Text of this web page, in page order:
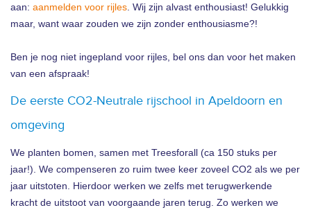
aan: aanmelden voor rijles . Wij zijn alvast enthousiast! Gelukkig
maar, want waar zouden we zijn zonder enthousiasme?!
Ben je nog niet ingepland voor rijles, bel ons dan voor het maken
van een afspraak!
De eerste CO2-Neutrale rijschool in Apeldoorn en
omgeving
We planten bomen, samen met Treesforall (ca 150 stuks per
jaar!). We compenseren zo ruim twee keer zoveel CO2 als we per
jaar uitstoten. Hierdoor werken we zelfs met terugwerkende
kracht de uitstoot van voorgaande jaren terug. Zo werken we